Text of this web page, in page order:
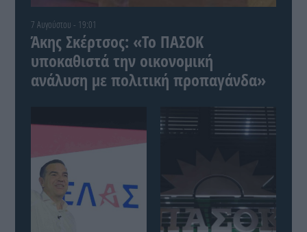
7 Αυγούστου - 19:01
Άκης Σκέρτσος: «Το ΠΑΣΟΚ
υποκαθιστά την οικονομική
ανάλυση με πολιτική προπαγάνδα»